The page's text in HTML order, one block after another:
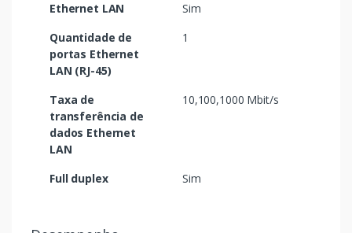
Ethernet LAN
Sim
Quantidade de
portas Ethernet
LAN (RJ-45)
1
Taxa de
transferência de
dados Ethernet
LAN
10,100,1000 Mbit/s
Full duplex Sim